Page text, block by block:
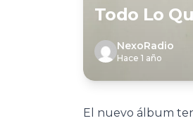
Todo Lo
NexoRadio
Hace 1 año
El nuevo álbum